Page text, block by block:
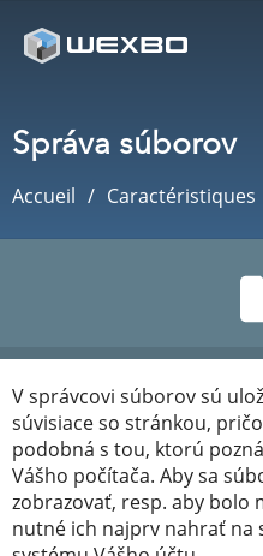
Správa súborov
Accueil Caractéristiques
V správcovi súborov sú
súvisiace so stránkou,
podobná s tou, ktorú
Vášho počítača. Aby sa
zobrazovať, resp. aby bolo
nutné ich najprv nahrať na